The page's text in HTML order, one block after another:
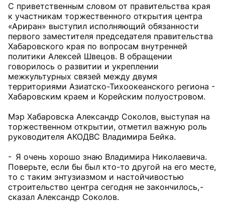
С приветственным словом от правительства края
к участникам торжественного открытия центра
«Ариран» выступил исполняющий обязанности
первого заместителя председателя правительства
Хабаровского края по вопросам внутренней
политики Алексей Швецов. В обращении
говорилось о развитии и укреплении
межкультурных связей между двумя
территориями Азиатско-Тихоокеанского региона -
Хабаровским краем и Корейским полуостровом.
Мэр Хабаровска Александр Соколов, выступая на
торжественном открытии, отметил важную роль
руководителя АКОДВС Владимира Бейка.
- Я очень хорошо знаю Владимира Николаевича.
Поверьте, если бы был кто-то другой на его месте,
то с таким энтузиазмом и настойчивостью
строительство центра сегодня не закончилось, -
сказал Александр Соколов.